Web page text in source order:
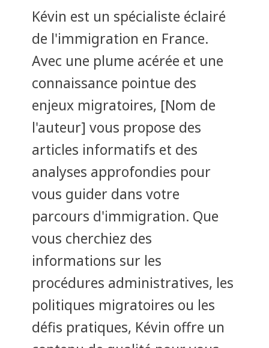
Kévin est un spécialiste éclairé
de l'immigration en France.
Avec une plume acérée et une
connaissance pointue des
enjeux migratoires, [Nom de
l'auteur] vous propose des
articles informatifs et des
analyses approfondies pour
vous guider dans votre
parcours d'immigration. Que
vous cherchiez des
informations sur les
procédures administratives, les
politiques migratoires ou les
défis pratiques, Kévin offre un